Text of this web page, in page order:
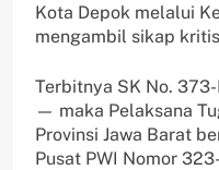
Kota Depok melalui
mengambil sikap
Terbitnya SK No.
— maka Pelaksana
Provinsi Jawa Barat
Pusat PWI Nomor